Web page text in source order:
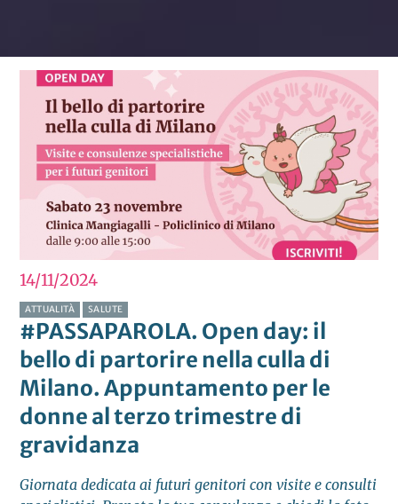
14/112024
ATTUALITÀ SALUTE
#PASSAPAROLA. Open day: il
bello di partorire nella culla di
Milano. Appuntamento per le
donne al terzo trimestre di
gravidanza
Giornata dedicata ai futuri genitori con visite e consulti